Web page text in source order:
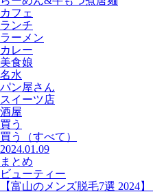
カフェ
ランチ
ラーメン
カレー
美食娘
名水
パン屋さん
スイーツ店
酒屋
買う
買う
（すべて）
2024.01.09
まとめ
ビューティー
【富山のメンズ脱毛7選 2024